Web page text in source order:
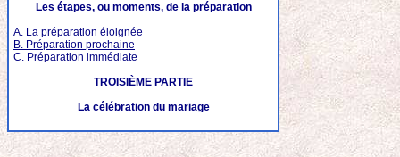
Les étapes, ou moments, de la préparation
A. La préparation éloignée
B. Préparation prochaine
C. Préparation immédiate
TROISIÈME PARTIE
La célébration du mariage